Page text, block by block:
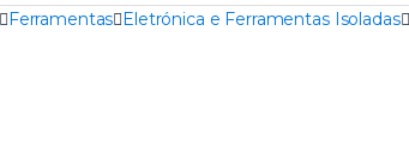
Ferramentas Eletrónica e Ferramentas Isoladas